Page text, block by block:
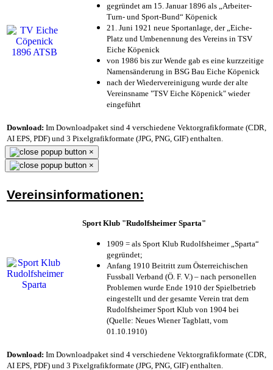
gegründet am 15. Januar 1896 als „Arbeiter-
Turn- und Sport-Bund“ Köpenick
21. Juni 1921 neue Sportanlage, der „Eiche-
Platz und Umbenennung des Vereins in TSV
Eiche Köpenick
von 1986 bis zur Wende gab es eine kurzzeitige
Namensänderung in BSG Bau Eiche Köpenick
nach der Wiedervereinigung wurde der alte
Vereinsname "TSV Eiche Köpenick" wieder
eingeführt
Download: Im Downloadpaket sind 4 verschiedene Vektorgrafikformate (CDR,
AI EPS, PDF) und 3 Pixelgrafikformate (JPG, PNG, GIF) enthalten.
×
×
Vereinsinformationen:
Sport Klub "Rudolfsheimer Sparta"
1909 = als Sport Klub Rudolfsheimer „Sparta“
gegründet;
Anfang 1910 Beitritt zum Österreichischen
Fussball Verband (Ö. F. V.) – nach personellen
Problemen wurde Ende 1910 der Spielbetrieb
eingestellt und der gesamte Verein trat dem
Rudolfsheimer Sport Klub von 1904 bei
(Quelle: Neues Wiener Tagblatt, vom
01.10.1910)
Download: Im Downloadpaket sind 4 verschiedene Vektorgrafikformate (CDR,
AI EPS, PDF) und 3 Pixelgrafikformate (JPG, PNG, GIF) enthalten.